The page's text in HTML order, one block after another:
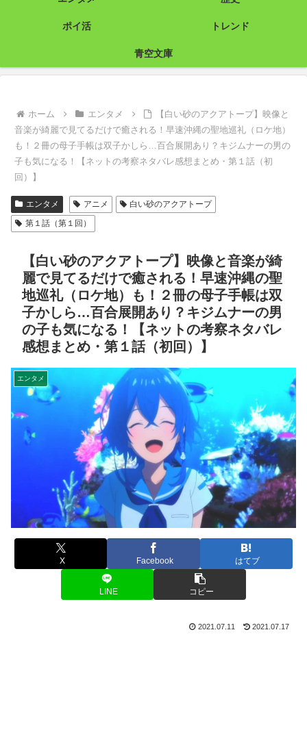
ポイ活 トレンド
青空文庫
ホーム エンタメ
【白い砂のアクアトープ】映像と
音楽が綺麗で見てるだけで癒される！早速沖縄の聖地巡礼（ロケ地）
も！２冊の母子手帳は双子かしら…百合展開あり？キジムナーの男の
子も気になる！【ネットの考察ネタバレ感想まとめ・第１話（初
回）】
エンタメ アニメ
白い砂のアクアトープ
第１話（第１回）
【白い砂のアクアトープ】映像と音楽が綺
麗で見てるだけで癒される！早速沖縄の聖
地巡礼（ロケ地）も！２冊の母子手帳は双
子かしら…百合展開あり？キジムナーの男
の子も気になる！【ネットの考察ネタバレ
感想まとめ・第１話（初回）】
エンタメ
X Facebook はてブ
LINE コピー
2021.07.11 2021.07.17